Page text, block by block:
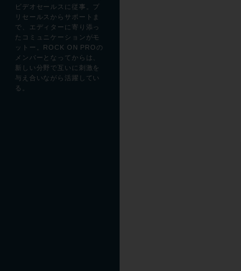
ビデオセールスに従事。プ
リセールスからサポートま
で、エディターに寄り添っ
たコミュニケーションがモ
ットー。ROCK ON PROの
メンバーとなってからは、
新しい分野で互いに刺激を
与え合いながら活躍してい
る。